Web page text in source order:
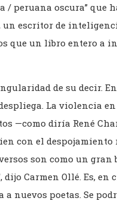
/ peruana oscura” que
un escritor de
que un libro entero a
de su decir.
La violencia en
—como diría René
con el
son como un
Carmen Ollé. Es, en
nuevos poetas. Se